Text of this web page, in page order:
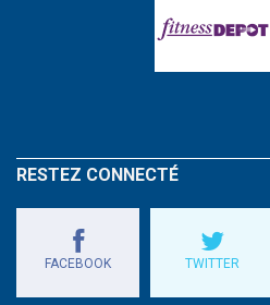
RESTEZ CONNECTÉ
FACEBOOK TWITTER